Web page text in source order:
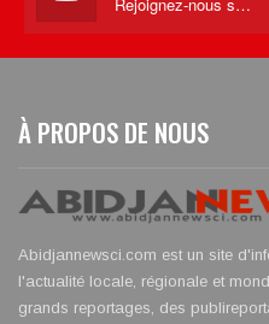
Rejoignez-nous sur Youtube
À PROPOS DE NOUS
Abidjannewsci.com est un site
l'actualité locale, régionale et
grands reportages, des